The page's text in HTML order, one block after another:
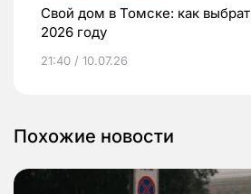
Свой дом в Томске: как
2026 году
21:40 / 10.07.26
Похожие новости